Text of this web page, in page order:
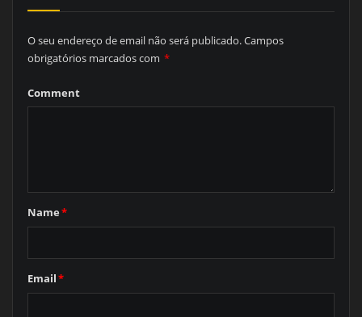
O seu endereço de email não será publicado.Campos
obrigatórios marcados com *
Comment
Name*
Email*